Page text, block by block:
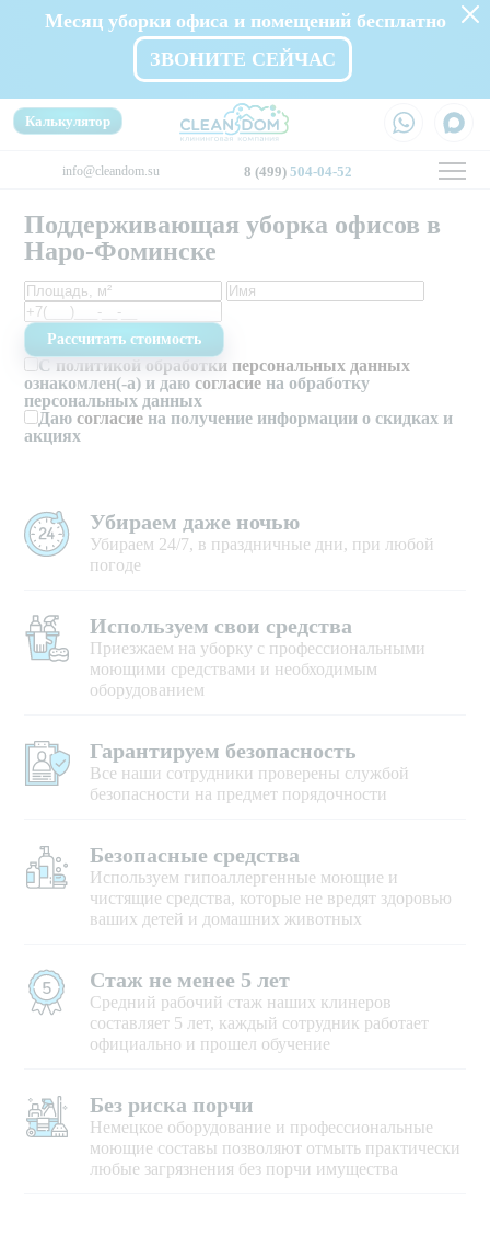
Месяц уборки офиса и помещений бесплатно
ЗВОНИТЕ СЕЙЧАС
info@cleandom.su 8 (499) 504-04-52
Калькулятор
Поддерживающая уборка офисов в
Наро-Фоминске
С политикой обработки персональных данных
ознакомлен(-а) и даюсогласие на обработку
персональных данных
Даюсогласие на получение информации о скидках и
акциях
Убираем даже ночью
Убираем 24/7, в праздничные дни, при любой
погоде
Используем свои средства
Приезжаем на уборку с профессиональными
моющими средствами и необходимым
оборудованием
Гарантируем безопасность
Все наши сотрудники проверены службой
безопасности на предмет порядочности
Безопасные средства
Используем гипоаллергенные моющие и
чистящие средства, которые не вредят здоровью
ваших детей и домашних животных
Стаж не менее 5 лет
Средний рабочий стаж наших клинеров
составляет 5 лет, каждый сотрудник работает
официально и прошел обучение
Без риска порчи
Немецкое оборудование и профессиональные
моющие составы позволяют отмыть практически
любые загрязнения без порчи имущества